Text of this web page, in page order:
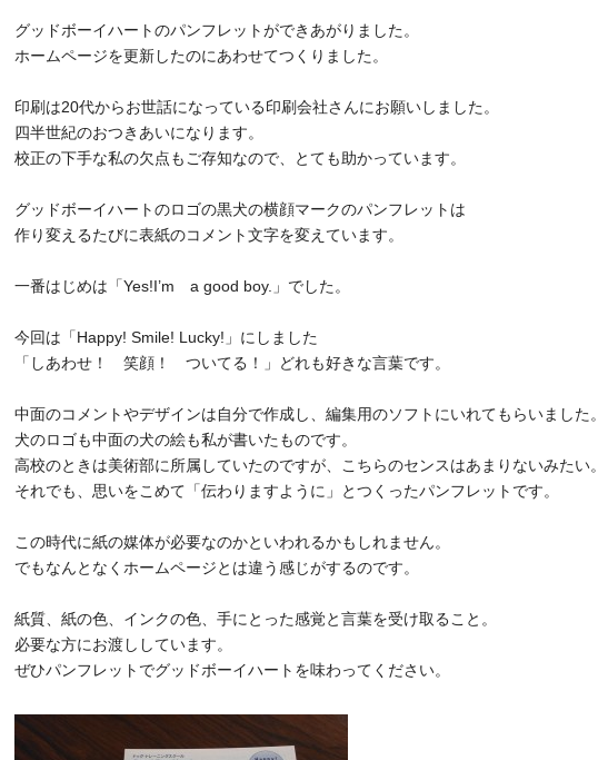
グッドボーイハートのパンフレットができあがりました。
ホームページを更新したのにあわせてつくりました。
印刷は20代からお世話になっている印刷会社さんにお願いしました。
四半世紀のおつきあいになります。
校正の下手な私の欠点もご存知なので、とても助かっています。
グッドボーイハートのロゴの黒犬の横顔マークのパンフレットは
作り変えるたびに表紙のコメント文字を変えています。
一番はじめは「Yes!I’m a good boy.」でした。
今回は「Happy! Smile! Lucky!」にしました
「しあわせ！ 笑顔！ ついてる！」どれも好きな言葉です。
中面のコメントやデザインは自分で作成し、編集用のソフトにいれてもらいました。
犬のロゴも中面の犬の絵も私が書いたものです。
高校のときは美術部に所属していたのですが、こちらのセンスはあまりないみたい。
それでも、思いをこめて「伝わりますように」とつくったパンフレットです。
この時代に紙の媒体が必要なのかといわれるかもしれません。
でもなんとなくホームページとは違う感じがするのです。
紙質、紙の色、インクの色、手にとった感覚と言葉を受け取ること。
必要な方にお渡ししています。
ぜひパンフレットでグッドボーイハートを味わってください。